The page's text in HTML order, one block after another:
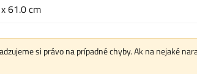
61.0 cm
si právo na prípadné chyby. Ak na nejaké